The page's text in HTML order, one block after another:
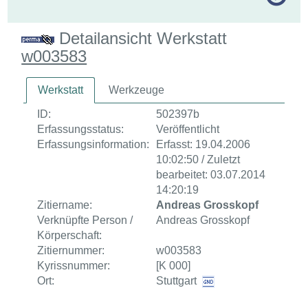
Detailansicht Werkstatt
w003583
Werkstatt Werkzeuge
ID:
502397b
Erfassungsstatus:
Veröffentlicht
Erfassungsinformation:
Erfasst: 19.04.2006
10:02:50 / Zuletzt
bearbeitet: 03.07.2014
14:20:19
Zitiername:
Andreas Grosskopf
Verknüpfte Person /
Körperschaft:
Andreas Grosskopf
Zitiernummer:
w003583
Kyrissnummer:
[K 000]
Ort:
Stuttgart